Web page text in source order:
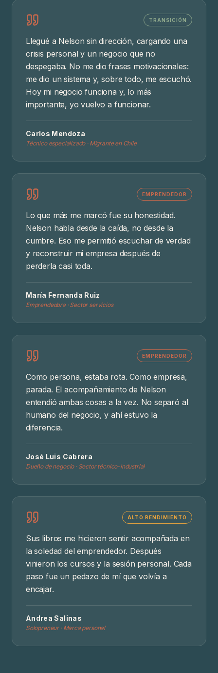
TRANSICIÓN
Llegué a Nelson sin dirección, cargando una
crisis personal y un negocio que no
despegaba. No me dio frases motivacionales:
me dio un sistema y, sobre todo, me escuchó.
Hoy mi negocio funciona y, lo más
importante, yo vuelvo a funcionar.
Carlos Mendoza
Técnico especializado · Migrante en Chile
EMPRENDEDOR
Lo que más me marcó fue su honestidad.
Nelson habla desde la caída, no desde la
cumbre. Eso me permitió escuchar de verdad
y reconstruir mi empresa después de
perderla casi toda.
María Fernanda Ruiz
Emprendedora · Sector servicios
EMPRENDEDOR
Como persona, estaba rota. Como empresa,
parada. El acompañamiento de Nelson
entendió ambas cosas a la vez. No separó al
humano del negocio, y ahí estuvo la
diferencia.
José Luis Cabrera
Dueño de negocio · Sector técnico-industrial
ALTO RENDIMIENTO
Sus libros me hicieron sentir acompañada en
la soledad del emprendedor. Después
vinieron los cursos y la sesión personal. Cada
paso fue un pedazo de mí que volvía a
encajar.
Andrea Salinas
Solopreneur · Marca personal